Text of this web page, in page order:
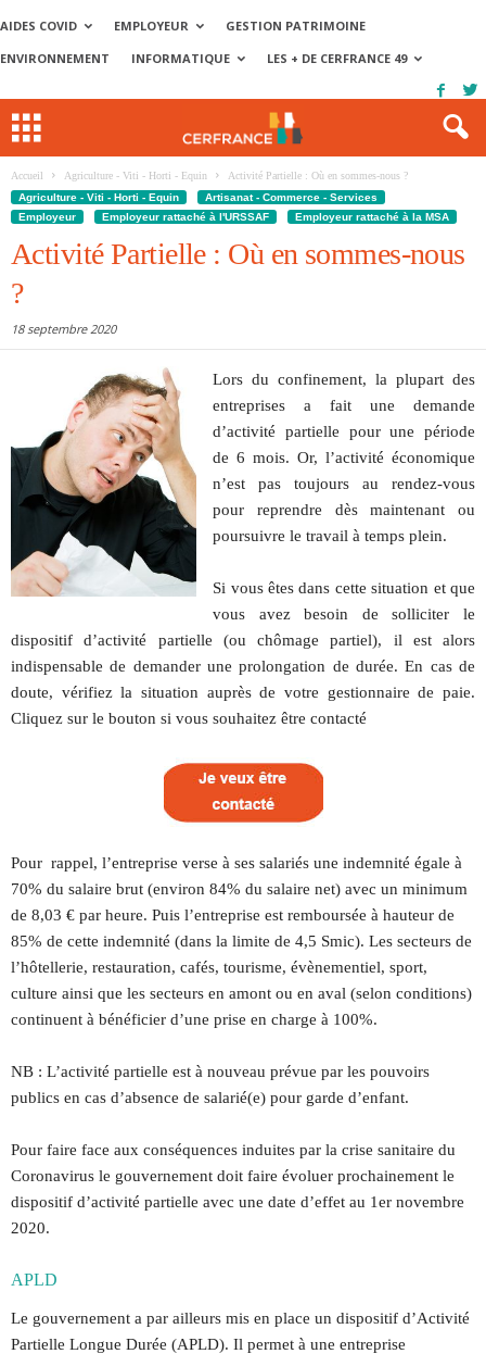
AIDES COVID EMPLOYEUR
GESTION PATRIMOINE
ENVIRONNEMENT
INFORMATIQUE LES + DE CERFRANCE 49
Accueil Agriculture - Viti - Horti - Equin
Activité Partielle : Où en sommes-nous ?
Agriculture - Viti - Horti - Equin
Artisanat - Commerce - Services
Employeur
Employeur rattaché à l'URSSAF Employeur rattaché à la MSA
Activité Partielle : Où en sommes-nous
?
18 septembre 2020
Lors du confinement, la plupart des
entreprises a fait une demande
d’activité partielle pour une période
de 6 mois. Or, l’activité économique
n’est pas toujours au rendez-vous
pour reprendre dès maintenant ou
poursuivre le travail à temps plein.
Si vous êtes dans cette situation et que
vous avez besoin de solliciter le
dispositif d’activité partielle (ou chômage partiel), il est alors
indispensable de demander une prolongation de durée. En cas de
doute, vérifiez la situation auprès de votre gestionnaire de paie.
Cliquez sur le bouton si vous souhaitez être contacté
Pour rappel, l’entreprise verse à ses salariés une indemnité égale à
70% du salaire brut (environ 84% du salaire net) avec un minimum
de 8,03 € par heure. Puis l’entreprise est remboursée à hauteur de
85% de cette indemnité (dans la limite de 4,5 Smic). Les secteurs de
l’hôtellerie, restauration, cafés, tourisme, évènementiel, sport,
culture ainsi que les secteurs en amont ou en aval (selon conditions)
continuent à bénéficier d’une prise en charge à 100%.
NB : L’activité partielle est à nouveau prévue par les pouvoirs
publics en cas d’absence de salarié(e) pour garde d’enfant.
Pour faire face aux conséquences induites par la crise sanitaire du
Coronavirus le gouvernement doit faire évoluer prochainement le
dispositif d’activité partielle avec une date d’effet au 1er novembre
2020.
APLD
Le gouvernement a par ailleurs mis en place un dispositif d’Activité
Partielle Longue Durée (APLD). Il permet à une entreprise